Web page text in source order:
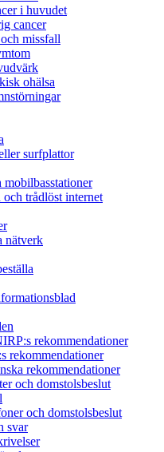
i huvudet
cancer
missfall
ohälsa
surfplattor
trådlöst internet
nätverk
rekommendationer
rekommendationer
rekommendationer
och domstolsbeslut
och domstolsbeslut
svar